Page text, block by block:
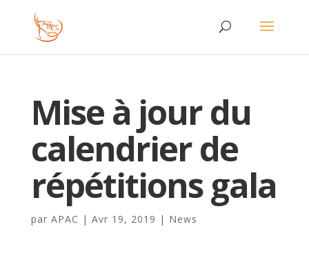
Mise à jour du
calendrier de
répétitions gala
par APAC | Avr 19, 2019 | News